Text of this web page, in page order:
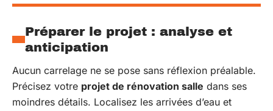
Préparer le projet : analyse et
anticipation
Aucun carrelage ne se pose sans réflexion préalable.
Précisez votre projet de rénovation salle dans ses
moindres détails. Localisez les arrivées d’eau et